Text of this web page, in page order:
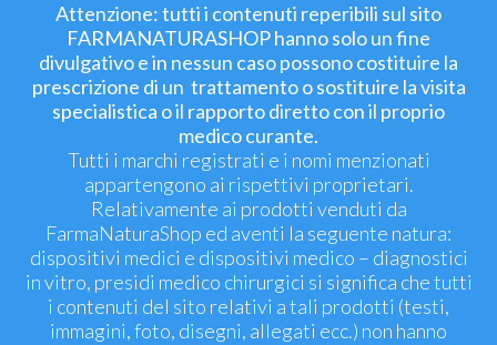
Attenzione: tutti i contenuti reperibili sul sito
FARMANATURASHOP hanno solo un fine
divulgativo e in nessun caso possono costituire la
prescrizione di un trattamento o sostituire la visita
specialistica o il rapporto diretto con il proprio
medico curante.
Tutti i marchi registrati e i nomi menzionati
appartengono ai rispettivi proprietari.
Relativamente ai prodotti venduti da
FarmaNaturaShop ed aventi la seguente natura:
dispositivi medici e dispositivi medico – diagnostici
in vitro, presidi medico chirurgici si significa che tutti
i contenuti del sito relativi a tali prodotti (testi,
immagini, foto, disegni, allegati ecc.) non hanno